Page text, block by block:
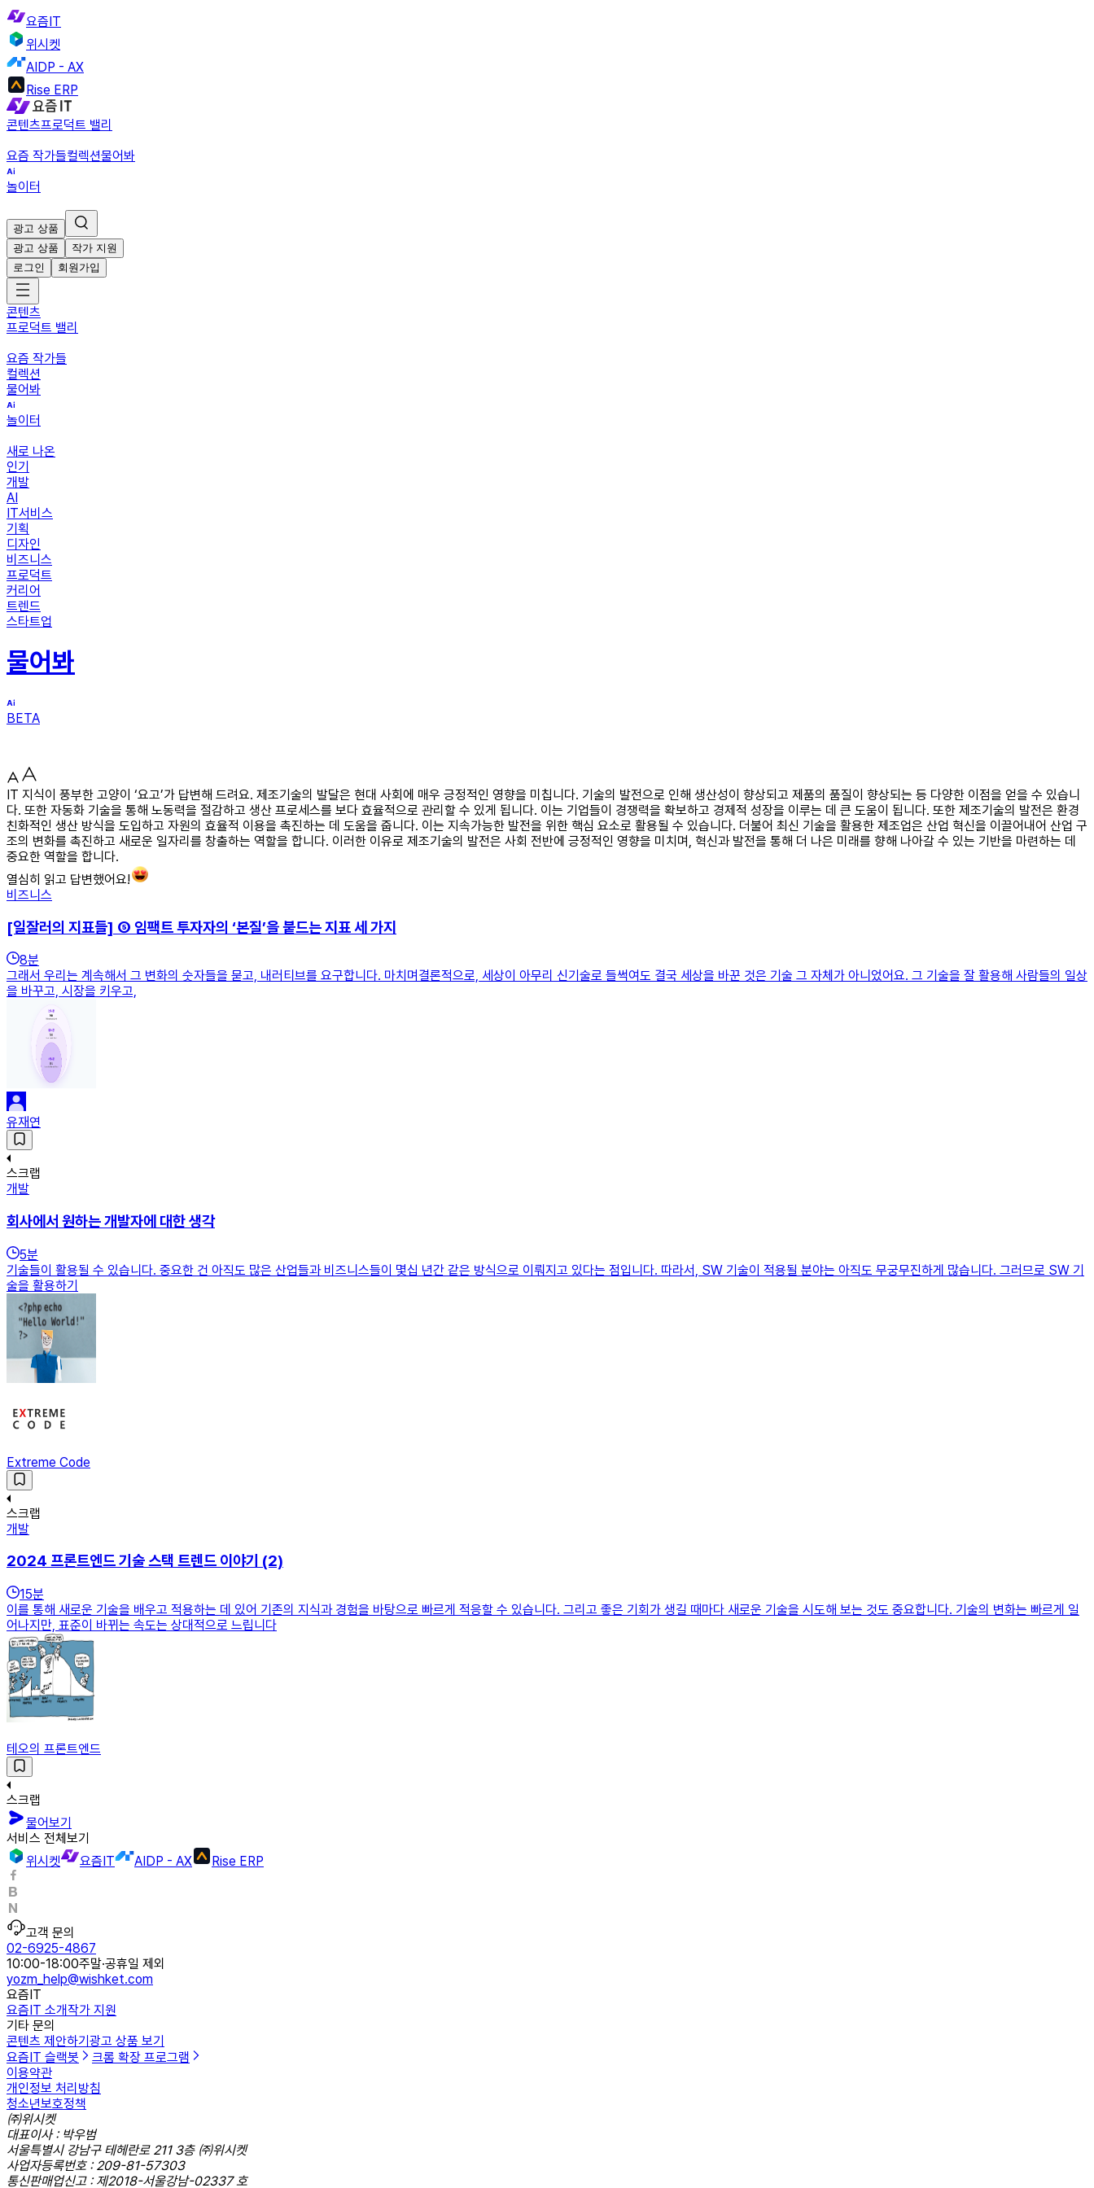
요즘IT
위시켓
AIDP - AX
Rise ERP
콘텐츠프로덕트 밸리
요즘 작가들컬렉션물어봐
놀이터
광고 상품
광고 상품
작가 지원
로그인
회원가입
콘텐츠
프로덕트 밸리
요즘 작가들
컬렉션
물어봐
놀이터
새로 나온
인기
개발
AI
IT서비스
기획
디자인
비즈니스
프로덕트
커리어
트렌드
스타트업
물어봐
BETA
IT 지식이 풍부한 고양이 ‘요고’가 답변해 드려요. 제조기술의 발달은 현대 사회에 매우 긍정적인 영향을 미칩니다. 기술의 발전으로 인해 생산성이 향상되고 제품의 품질이 향상되는 등 다양한 이점을 얻을 수 있습니
다. 또한 자동화 기술을 통해 노동력을 절감하고 생산 프로세스를 보다 효율적으로 관리할 수 있게 됩니다. 이는 기업들이 경쟁력을 확보하고 경제적 성장을 이루는 데 큰 도움이 됩니다. 또한 제조기술의 발전은 환경
친화적인 생산 방식을 도입하고 자원의 효율적 이용을 촉진하는 데 도움을 줍니다. 이는 지속가능한 발전을 위한 핵심 요소로 활용될 수 있습니다. 더불어 최신 기술을 활용한 제조업은 산업 혁신을 이끌어내어 산업 구
조의 변화를 촉진하고 새로운 일자리를 창출하는 역할을 합니다. 이러한 이유로 제조기술의 발전은 사회 전반에 긍정적인 영향을 미치며, 혁신과 발전을 통해 더 나은 미래를 향해 나아갈 수 있는 기반을 마련하는 데
중요한 역할을 합니다.
열심히 읽고 답변했어요!
비즈니스
[일잘러의 지표들] ⑤ 임팩트 투자자의 ‘본질’을 붙드는 지표 세 가지
8분
그래서 우리는 계속해서 그 변화의 숫자들을 묻고, 내러티브를 요구합니다. 마치며결론적으로, 세상이 아무리 신기술로 들썩여도 결국 세상을 바꾼 것은 기술 그 자체가 아니었어요. 그 기술을 잘 활용해 사람들의 일상
을 바꾸고, 시장을 키우고,
유재연
스크랩
개발
회사에서 원하는 개발자에 대한 생각
5분
기술들이 활용될 수 있습니다. 중요한 건 아직도 많은 산업들과 비즈니스들이 몇십 년간 같은 방식으로 이뤄지고 있다는 점입니다. 따라서, SW 기술이 적용될 분야는 아직도 무궁무진하게 많습니다. 그러므로 SW 기
술을 활용하기
Extreme Code
스크랩
개발
2024 프론트엔드 기술 스택 트렌드 이야기 (2)
15분
이를 통해 새로운 기술을 배우고 적용하는 데 있어 기존의 지식과 경험을 바탕으로 빠르게 적응할 수 있습니다. 그리고 좋은 기회가 생길 때마다 새로운 기술을 시도해 보는 것도 중요합니다. 기술의 변화는 빠르게 일
어나지만, 표준이 바뀌는 속도는 상대적으로 느립니다
테오의 프론트엔드
스크랩
물어보기
서비스 전체보기
위시켓
요즘IT AIDP - AX Rise ERP
고객 문의
02-6925-4867
10:00-18:00주말·공휴일 제외
yozm_help@wishket.com
요즘IT
요즘IT 소개작가 지원
기타 문의
콘텐츠 제안하기 광고 상품 보기
요즘IT 슬랙봇
크롬 확장 프로그램
이용약관
개인정보 처리방침
청소년보호정책
㈜위시켓
대표이사 : 박우범
서울특별시 강남구 테헤란로 211 3층 ㈜위시켓
사업자등록번호 : 209-81-57303
통신판매업신고 : 제2018-서울강남-02337 호